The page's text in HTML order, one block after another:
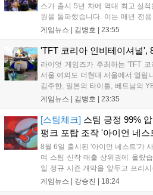
스가 출시 5년 차에 역대 최고 실
원을 돌파했습니다. 이는 매년 전
스포츠 대회 FWC의 영향이 큽니
은 전년 대비 매출과 이용자 지표가
다. 오는 10월 필리핀 마닐라에서
FWC 그랜드 파이널이 개최될 예
통해 커뮤니티 중심의 장기 성장
게임뉴스 | 김병호 23:55
'TFT 코리아 인비테이셔널',
라이엇 게임즈가 주최하는 'TFT
서울 여의도 더현대 서울에서 열립
김주한, 일본의 타이틀, 베트남의
는 소속팀 없이 개인 자격으로 참
17일까지 이어지는 이번 행사는
거리를 제공하며, 이후 현대백화점
니다. 연말에는 라스베이거스 오픈
게임뉴스 | 김병호 23:35
[스팀체크] 스팀 긍정 99%
펑크 포탑 조작 '아이언 네스
8월 6일 출시된 '아이언 네스트'가
며 스팀 신작 매출 상위권에 올랐
일 정규 시즌 개막을 앞두고 프리
기록했습니다. 25주년을 맞은 '고
게임뉴스 | 강승진 18:24